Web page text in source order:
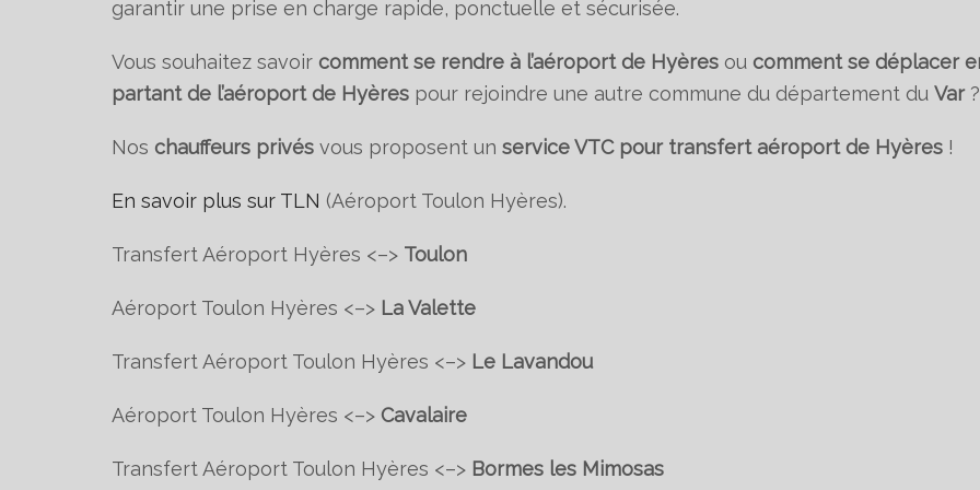
garantir une prise en charge rapide, ponctuelle et sécurisée.
Vous souhaitez savoir comment se rendre à l’aéroport de Hyères ou comment se déplacer
partant de l’aéroport de Hyères pour rejoindre une autre commune du département du Var ?
Nos chauffeurs privés vous proposent un service VTC pour transfert aéroport de Hyères !
En savoir plus sur TLN (Aéroport Toulon Hyères).
Transfert Aéroport Hyères <–> Toulon
Aéroport Toulon Hyères <–> La Valette
Transfert Aéroport Toulon Hyères <–> Le Lavandou
Aéroport Toulon Hyères <–> Cavalaire
Transfert Aéroport Toulon Hyères <–> Bormes les Mimosas